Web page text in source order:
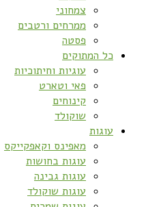
צמחוני
ממרחים ורטבים
פסטה
כל המתוקים
עוגיות וחיתוכיות
פאי וטארט
קינוחים
שוקולד
עוגות
מאפינס וקאפקייקס
עוגות בחושות
עוגות גבינה
עוגות שוקולד